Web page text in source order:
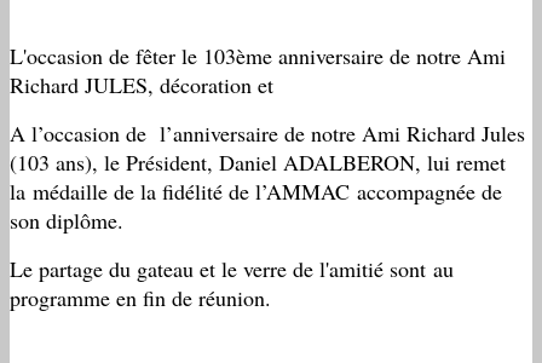
L'occasion de fêter le 103ème anniversaire de notre Ami
Richard JULES, décoration et
A l’occasion de l’anniversaire de notre Ami Richard Jules
(103 ans), le Président, Daniel ADALBERON, lui remet
la médaille de la fidélité de l’AMMAC accompagnée de
son diplôme.
Le partage du gateau et le verre de l'amitié sont au
programme en fin de réunion.